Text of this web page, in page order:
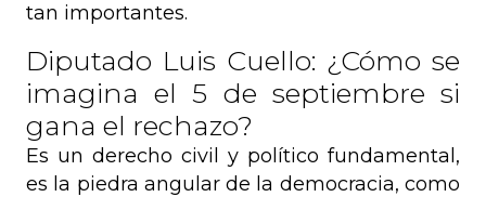
tan importantes.
Diputado Luis Cuello: ¿Cómo se
imagina el 5 de septiembre si
gana el rechazo?
Es un derecho civil y político fundamental,
es la piedra angular de la democracia, como